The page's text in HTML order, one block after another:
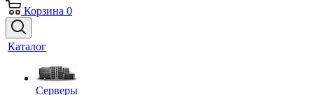
Корзина 0
Каталог
Серверы